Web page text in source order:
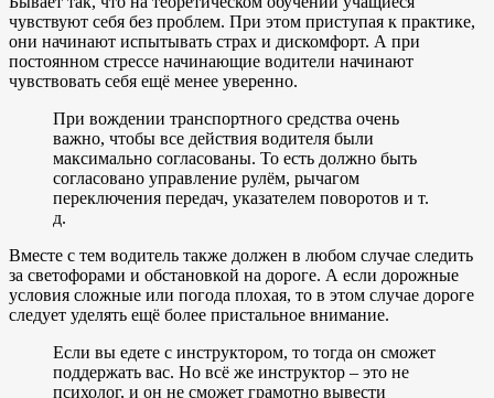
чувствуют себя без проблем. При этом приступая к практике,
они начинают испытывать страх и дискомфорт. А при
постоянном стрессе начинающие водители начинают
чувствовать себя ещё менее уверенно.
При вождении транспортного средства очень
важно, чтобы все действия водителя были
максимально согласованы. То есть должно быть
согласовано управление рулём, рычагом
переключения передач, указателем поворотов и т.
д.
Вместе с тем водитель также должен в любом случае следить
за светофорами и обстановкой на дороге. А если дорожные
условия сложные или погода плохая, то в этом случае дороге
следует уделять ещё более пристальное внимание.
Если вы едете с инструктором, то тогда он сможет
поддержать вас. Но всё же инструктор – это не
психолог, и он не сможет грамотно вывести